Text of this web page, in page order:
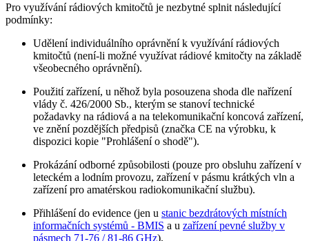
Pro využívání rádiových kmitočtů je nezbytné splnit následující
podmínky:
Udělení individuálního oprávnění k využívání rádiových
kmitočtů (není-li možné využívat rádiové kmitočty na základě
všeobecného oprávnění).
Použití zařízení, u něhož byla posouzena shoda dle nařízení
vlády č. 426/2000 Sb., kterým se stanoví technické
požadavky na rádiová a na telekomunikační koncová zařízení,
ve znění pozdějších předpisů (značka CE na výrobku, k
dispozici kopie "Prohlášení o shodě").
Prokázání odborné způsobilosti (pouze pro obsluhu zařízení v
leteckém a lodním provozu, zařízení v pásmu krátkých vln a
zařízení pro amatérskou radiokomunikační službu).
Přihlášení do evidence (jen u stanic bezdrátových místních
informačních systémů - BMIS a u zařízení pevné služby v
pásmech 71-76 / 81-86 GHz).